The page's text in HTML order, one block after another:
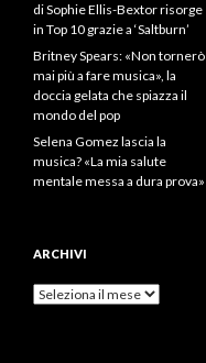
di Sophie Ellis-Bextor risorge
in Top 10 grazie a ‘Saltburn’
Britney Spears: «Non tornerò
mai più a fare musica», la
doccia gelata che spiazza il
mondo del pop
Selena Gomez lascia la
musica? «La mia salute
mentale messa a dura prova»
ARCHIVI
Archivi